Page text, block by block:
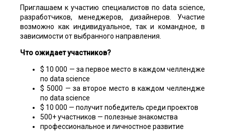
Приглашаем к участию специалистов по data science,
разработчиков, менеджеров, дизайнеров. Участие
возможно как индивидуальное, так и командное, в
зависимости от выбранного направления.
Что ожидает участников?
$ 10 000 — за первое место в каждом челлендже
по data science
$ 5000 — за второе место в каждом челлендже
по data science
$ 10 000 — получит победитель среди проектов
500+ участников — полезные знакомства
профессиональное и личностное развитие